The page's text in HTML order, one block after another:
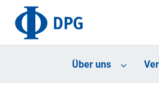
Über uns